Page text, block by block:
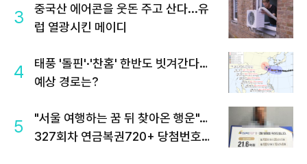
3
중국산 에어콘을 웃돈 주고 산다...유
럽 열광시킨 메이디
4
태풍 '돌핀'·'찬홈' 한반도 빗겨간다…
예상 경로는?
5
"서울 여행하는 꿈 뒤 찾아온 행운"…
327회차 연금복권720+ 당첨번호조